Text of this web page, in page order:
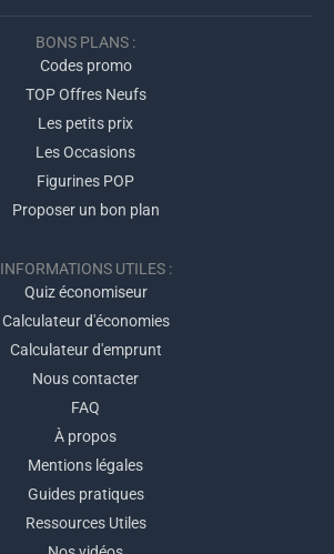
BONS PLANS :
Codes promo
TOP Offres Neufs
Les petits prix
Les Occasions
Figurines POP
Proposer un bon plan
INFORMATIONS UTILES :
Quiz économiseur
Calculateur d'économies
Calculateur d'emprunt
Nous contacter
FAQ
À propos
Mentions légales
Guides pratiques
Ressources Utiles